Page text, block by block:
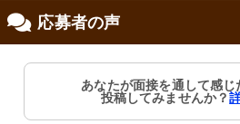
応募者の声
あなたが面接を通して感
投稿してみませんか？